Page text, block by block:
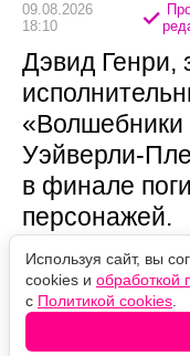
09.08.2026
18:10
Дэвид Генри,
«Волшебники
Уэйверли-
в финале
персонажей.
Используя сайт, вы
cookies и обработкой
с Политикой cookies